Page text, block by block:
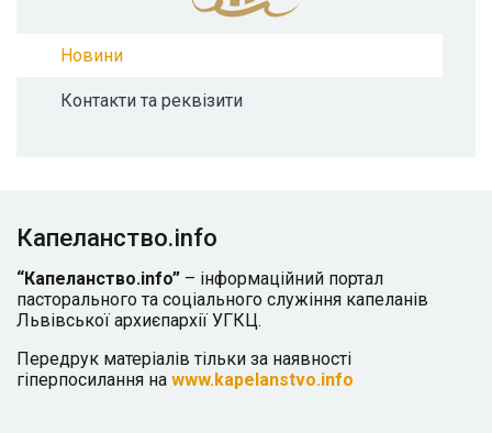
Новини
Контакти та реквізити
Капеланство.info
“Капеланство.info” – інформаційний портал
пасторального та соціального служіння капеланів
Львівської архиєпархії УГКЦ.
Передрук матеріалів тільки за наявності
гіперпосилання на www.kapelanstvo.info